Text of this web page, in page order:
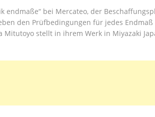
endmaße“ bei Mercateo, der
den Prüfbedingungen für jedes
Mitutoyo stellt in ihrem Werk in Miyazaki